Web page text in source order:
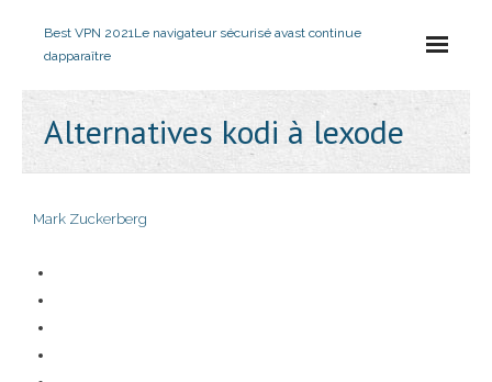
Best VPN 2021Le navigateur sécurisé avast continue
dapparaître
Alternatives kodi à lexode
Mark Zuckerberg